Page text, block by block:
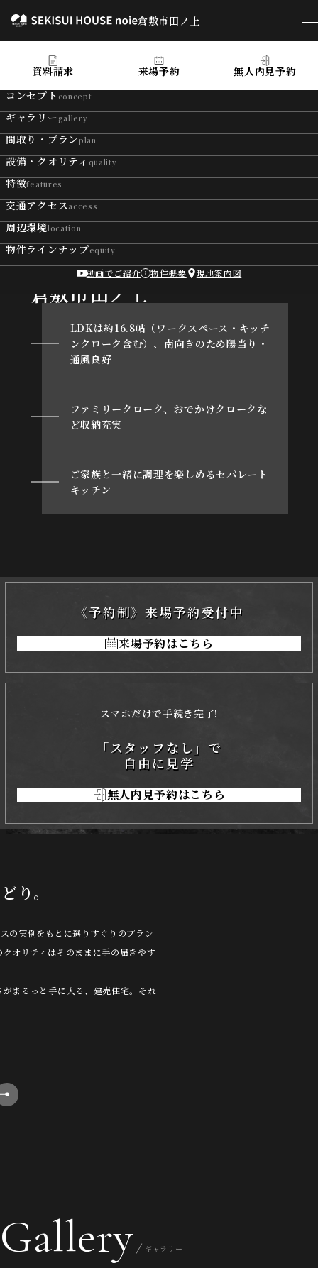
倉敷市田ノ上
倉敷市田ノ上
資料請求 来場予約
無人内見予約
コンセプト concept
ギャラリー gallery
間取り・プランplan
設備・クオリティ quality
特徴features
交通アクセスaccess
周辺環境location
物件ラインナップequity
動画でご紹介 物件概要 現地案内図
SEKISUI HOUSE noie
倉敷市田ノ上
LDKは約16.8帖（ワークスペース・キッチ
ンクローク含む）、南向きのため陽当り・
通風良好
ファミリークローク、おでかけクロークな
ど収納充実
ご家族と一緒に調理を楽しめるセパレート
キッチン
《予約制》来場予約受付中
来場予約はこちら
スマホだけで手続き完了!
「スタッフなし」で
自由に見学
無人内見予約はこちら
り。
の実例をもとに選りすぐりのプラン
オリティはそのままに手の届きやす
まるっと手に入る、建売住宅。それ
Gallery ギャラリー